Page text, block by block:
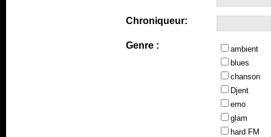
Chroniqueur:
Genre :
ambient
blues
chanson
Djent
emo
glam
hard FM